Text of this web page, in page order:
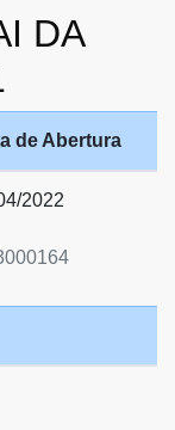
DA
de Abertura
2022